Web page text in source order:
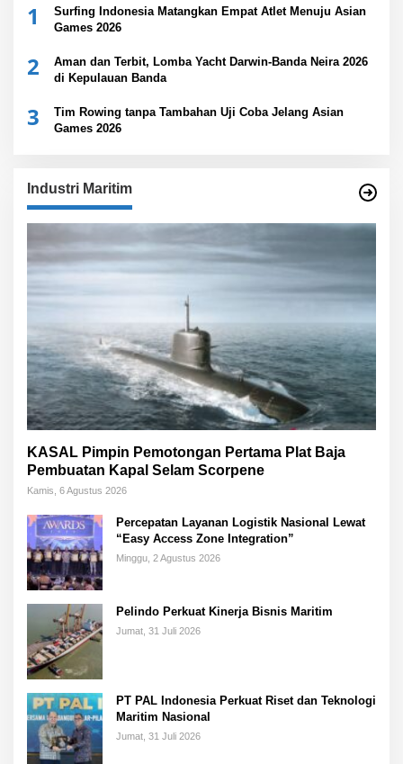
1
Surfing Indonesia Matangkan Empat Atlet Menuju Asian
Games 2026
2
Aman dan Terbit, Lomba Yacht Darwin-Banda Neira 2026
di Kepulauan Banda
3
Tim Rowing tanpa Tambahan Uji Coba Jelang Asian
Games 2026
Industri Maritim
KASAL Pimpin Pemotongan Pertama Plat Baja
Pembuatan Kapal Selam Scorpene
Kamis, 6 Agustus 2026
Percepatan Layanan Logistik Nasional Lewat
“Easy Access Zone Integration”
Minggu, 2 Agustus 2026
Pelindo Perkuat Kinerja Bisnis Maritim
Jumat, 31 Juli 2026
PT PAL Indonesia Perkuat Riset dan Teknologi
Maritim Nasional
Jumat, 31 Juli 2026